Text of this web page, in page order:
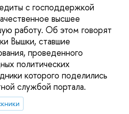
с господдержкой
высшее
работу. Об этом говорят
Вышки, ставшие
проведенного
политических
которого поделились
службой портала.